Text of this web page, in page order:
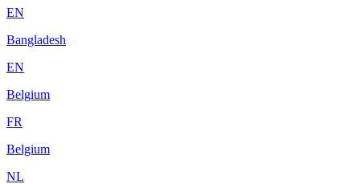
EN
Bangladesh
EN
Belgium
FR
Belgium
NL